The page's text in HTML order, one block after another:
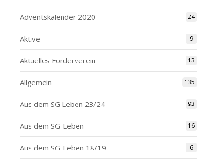
Adventskalender 2020 24
Aktive 9
Aktuelles Förderverein 13
Allgemein 135
Aus dem SG Leben 23/24 93
Aus dem SG-Leben 16
Aus dem SG-Leben 18/19 6